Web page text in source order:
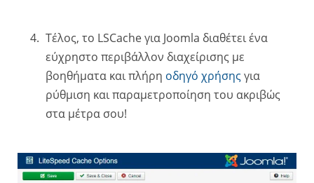
Τέλος, το LSCache για Joomla διαθέτει ένα
εύχρηστο περιβάλλον διαχείρισης με
βοηθήματα και πλήρη οδηγό χρήσηςγια
ρύθμιση και παραμετροποίηση του ακριβώς
στα μέτρα σου!